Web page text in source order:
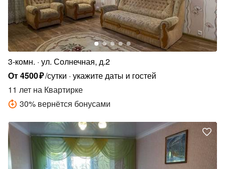
3-комн. ул. Солнечная, д.2
От4500₽/сутки укажите даты и гостей
11 лет на Квартирке
30% вернётся бонусами